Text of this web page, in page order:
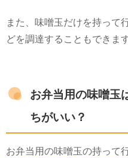
また、味噌玉だけを持って
どを調達することもできま
お弁当用の味噌玉
ちがいい？
お弁当用の味噌玉の持って